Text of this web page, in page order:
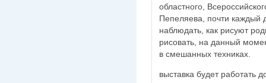
областного,
Пепеляева, почти каждый
наблюдать, как рисуют
рисовать, на данный
в смешанных техниках.
выставка будет работать